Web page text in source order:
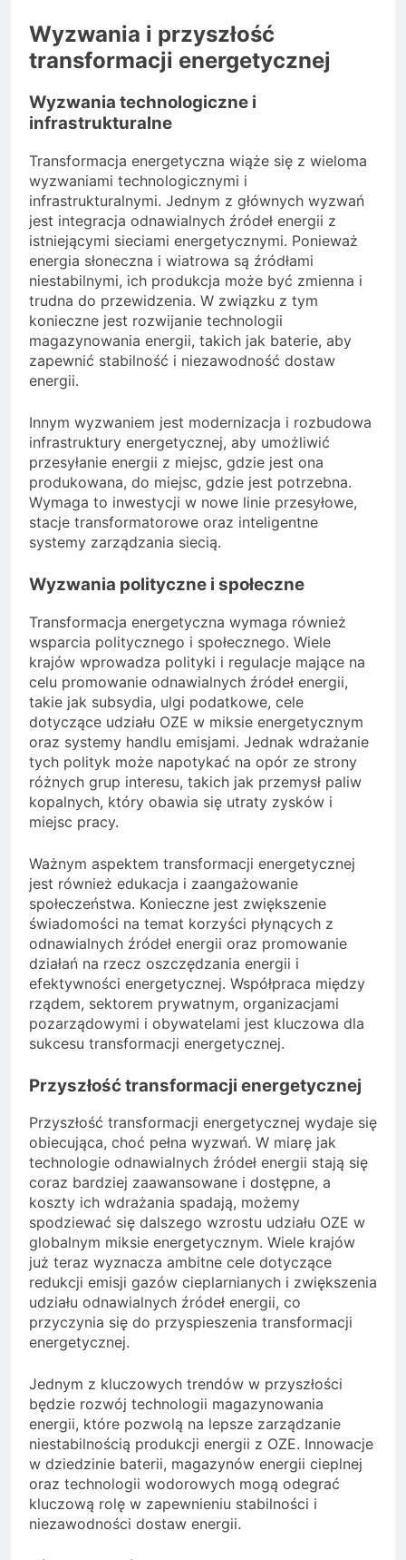
Wyzwania i przyszłość
transformacji energetycznej
Wyzwania technologiczne i
infrastrukturalne
Transformacja energetyczna wiąże się z wieloma
wyzwaniami technologicznymi i
infrastrukturalnymi. Jednym z głównych wyzwań
jest integracja odnawialnych źródeł energii z
istniejącymi sieciami energetycznymi. Ponieważ
energia słoneczna i wiatrowa są źródłami
niestabilnymi, ich produkcja może być zmienna i
trudna do przewidzenia. W związku z tym
konieczne jest rozwijanie technologii
magazynowania energii, takich jak baterie, aby
zapewnić stabilność i niezawodność dostaw
energii.
Innym wyzwaniem jest modernizacja i rozbudowa
infrastruktury energetycznej, aby umożliwić
przesyłanie energii z miejsc, gdzie jest ona
produkowana, do miejsc, gdzie jest potrzebna.
Wymaga to inwestycji w nowe linie przesyłowe,
stacje transformatorowe oraz inteligentne
systemy zarządzania siecią.
Wyzwania polityczne i społeczne
Transformacja energetyczna wymaga również
wsparcia politycznego i społecznego. Wiele
krajów wprowadza polityki i regulacje mające na
celu promowanie odnawialnych źródeł energii,
takie jak subsydia, ulgi podatkowe, cele
dotyczące udziału OZE w miksie energetycznym
oraz systemy handlu emisjami. Jednak wdrażanie
tych polityk może napotykać na opór ze strony
różnych grup interesu, takich jak przemysł paliw
kopalnych, który obawia się utraty zysków i
miejsc pracy.
Ważnym aspektem transformacji energetycznej
jest również edukacja i zaangażowanie
społeczeństwa. Konieczne jest zwiększenie
świadomości na temat korzyści płynących z
odnawialnych źródeł energii oraz promowanie
działań na rzecz oszczędzania energii i
efektywności energetycznej. Współpraca między
rządem, sektorem prywatnym, organizacjami
pozarządowymi i obywatelami jest kluczowa dla
sukcesu transformacji energetycznej.
Przyszłość transformacji energetycznej
Przyszłość transformacji energetycznej wydaje się
obiecująca, choć pełna wyzwań. W miarę jak
technologie odnawialnych źródeł energii stają się
coraz bardziej zaawansowane i dostępne, a
koszty ich wdrażania spadają, możemy
spodziewać się dalszego wzrostu udziału OZE w
globalnym miksie energetycznym. Wiele krajów
już teraz wyznacza ambitne cele dotyczące
redukcji emisji gazów cieplarnianych i zwiększenia
udziału odnawialnych źródeł energii, co
przyczynia się do przyspieszenia transformacji
energetycznej.
Jednym z kluczowych trendów w przyszłości
będzie rozwój technologii magazynowania
energii, które pozwolą na lepsze zarządzanie
niestabilnością produkcji energii z OZE. Innowacje
w dziedzinie baterii, magazynów energii cieplnej
oraz technologii wodorowych mogą odegrać
kluczową rolę w zapewnieniu stabilności i
niezawodności dostaw energii.